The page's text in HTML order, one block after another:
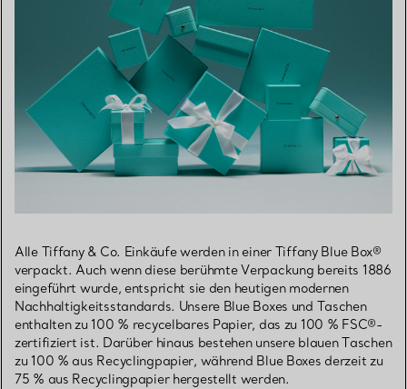
Alle Tiffany & Co. Einkäufe werden in einer Tiffany Blue Box®
verpackt. Auch wenn diese berühmte Verpackung bereits 1886
eingeführt wurde, entspricht sie den heutigen modernen
Nachhaltigkeitsstandards. Unsere Blue Boxes und Taschen
enthalten zu 100 % recycelbares Papier, das zu 100 % FSC®-
zertifiziert ist. Darüber hinaus bestehen unsere blauen Taschen
zu 100 % aus Recyclingpapier, während Blue Boxes derzeit zu
75 % aus Recyclingpapier hergestellt werden.